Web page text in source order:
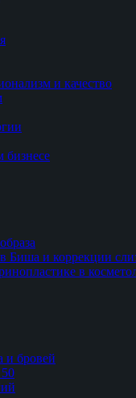
и качество
бизнесе
Биша и коррекции
в
и бровей